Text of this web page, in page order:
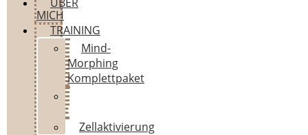
MICH
TRAINING
Mind-
Morphing
Komplettpaket
Intensivtraining
Zellaktivierung